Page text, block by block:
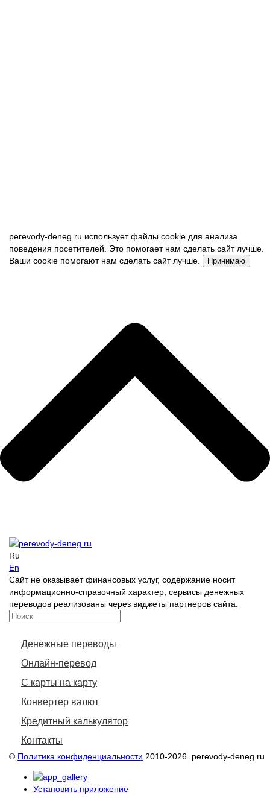
perevody-deneg.ru использует файлы cookie для анализа
поведения посетителей. Это помогает нам сделать сайт лучше.
Ваши cookie помогают нам сделать сайт лучше.
Принимаю
Ru
En
Сайт не оказывает финансовых услуг, содержание носит
информационно-справочный характер, сервисы денежных
переводов реализованы через виджеты партнеров сайта.
Денежные переводы
Онлайн-перевод
С карты на карту
Конвертер валют
Кредитный калькулятор
Контакты
© Политика конфиденциальности 2010-2026. perevody-deneg.ru
Установить приложение